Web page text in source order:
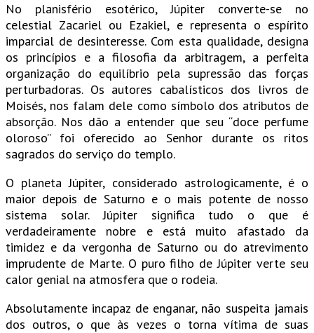
No planisfério esotérico, Júpiter converte-se no
celestial Zacariel ou Ezakiel, e representa o espírito
imparcial de desinteresse. Com esta qualidade, designa
os princípios e a filosofia da arbitragem, a perfeita
organização do equilíbrio pela supressão das forças
perturbadoras. Os autores cabalísticos dos livros de
Moisés, nos falam dele como símbolo dos atributos de
absorção. Nos dão a entender que seu “doce perfume
oloroso” foi oferecido ao Senhor durante os ritos
sagrados do serviço do templo.
O planeta Júpiter, considerado astrologicamente, é o
maior depois de Saturno e o mais potente de nosso
sistema solar. Júpiter significa tudo o que é
verdadeiramente nobre e está muito afastado da
timidez e da vergonha de Saturno ou do atrevimento
imprudente de Marte. O puro filho de Júpiter verte seu
calor genial na atmosfera que o rodeia.
Absolutamente incapaz de enganar, não suspeita jamais
dos outros, o que às vezes o torna vítima de suas